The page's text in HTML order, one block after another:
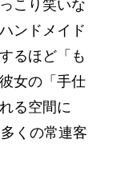
こり笑いな
ンドメイド
るほど「も
女の「手仕
る空間に
くの常連客